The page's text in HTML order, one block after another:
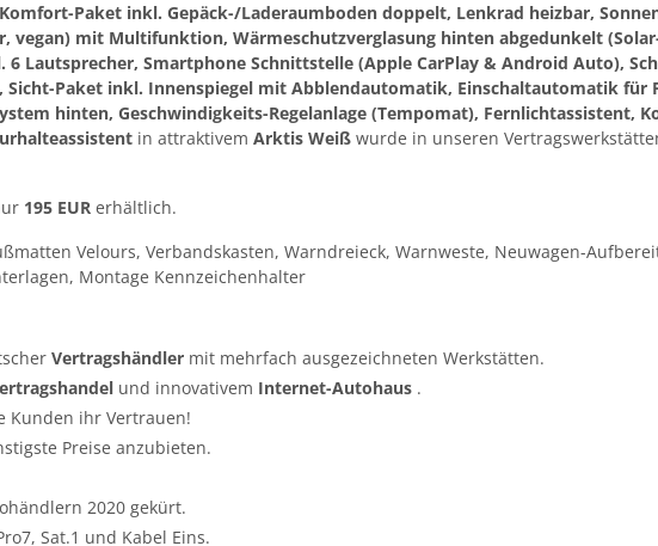
Paket inkl. Gepäck-/Laderaumboden doppelt, Lenkrad heizbar,
vegan) mit Multifunktion, Wärmeschutzverglasung hinten abgedunkelt
Lautsprecher, Smartphone Schnittstelle (Apple CarPlay & Android Auto),
Sicht-Paket inkl. Innenspiegel mit Abblendautomatik, Einschaltautomatik für
hinten, Geschwindigkeits-Regelanlage (Tempomat), Fernlichtassistent,
in attraktivem Arktis Weiß wurde in unseren
195 EUR erhältlich.
Velours, Verbandskasten, Warndreieck, Warnweste, Neuwagen-
Montage Kennzeichenhalter
Vertragshändler mit mehrfach ausgezeichneten Werkstätten.
und innovativem Internet-Autohaus .
Kunden ihr Vertrauen!
Preise anzubieten.
2020 gekürt.
Sat.1 und Kabel Eins.